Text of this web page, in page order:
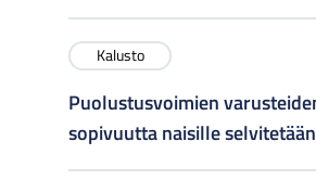
Kalusto
Puolustusvoimien
sopivuutta naisille selvitetään